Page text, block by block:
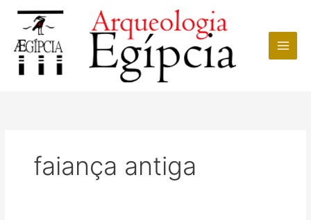
conteúdo
faiança antiga